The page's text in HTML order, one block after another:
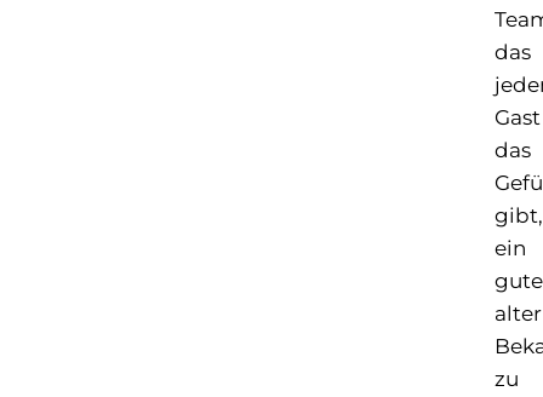
das
Gast
das
gibt,
ein
alter
zu